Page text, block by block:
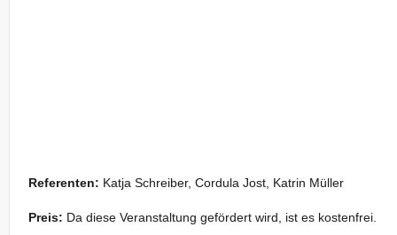
Referenten: Katja Schreiber, Cordula Jost, Katrin Müller
Preis: Da diese Veranstaltung gefördert wird, ist es kostenfrei.